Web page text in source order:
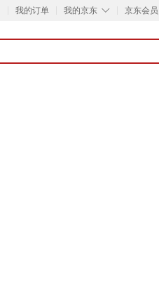
我的订单 ◇
我的京东 京东会员